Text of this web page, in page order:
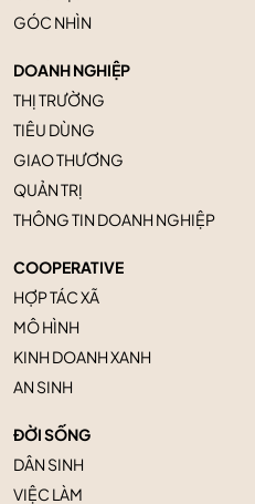
GÓC NHÌN
DOANH NGHIỆP
THỊ TRƯỜNG
TIÊU DÙNG
GIAO THƯƠNG
QUẢN TRỊ
THÔNG TIN DOANH NGHIỆP
COOPERATIVE
HỢP TÁC XÃ
MÔ HÌNH
KINH DOANH XANH
AN SINH
ĐỜI SỐNG
DÂN SINH
VIỆC LÀM